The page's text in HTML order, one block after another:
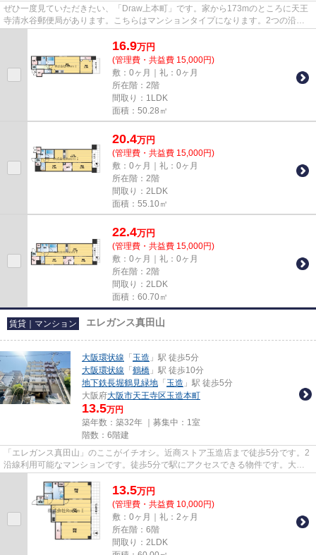
ぜひ一度見ていただきたい、「Draw上本町」です。家から173mのところに天王
寺清水谷郵便局があります。こちらはマンションタイプになります。2つの沿線
16.9万円
(管理費・共益費 15,000円)
敷：0ヶ月｜礼：0ヶ月
所在階：2階
間取り：1LDK
面積：50.28㎡
20.4万円
(管理費・共益費 15,000円)
敷：0ヶ月｜礼：0ヶ月
所在階：2階
間取り：2LDK
面積：55.10㎡
22.4万円
(管理費・共益費 15,000円)
敷：0ヶ月｜礼：0ヶ月
所在階：2階
間取り：2LDK
面積：60.70㎡
賃貸｜マンション エレガンス真田山
大阪環状線 「 玉造 」駅 徒歩5分
大阪環状線 「 鶴橋 」駅 徒歩10分
地下鉄長堀鶴見緑地 「 玉造 」駅 徒歩5分
大阪府大阪市天王寺区玉造本町
13.5万円
築年数：築32年 ｜募集中： 1室
階数：6階建
「エレガンス真田山」のここがイチオシ。近商ストア玉造店まで徒歩5分です。2
沿線利用可能なマンションです。徒歩5分で駅にアクセスできる物件です。大阪
13.5万円
(管理費・共益費 10,000円)
敷：0ヶ月｜礼：2ヶ月
所在階：6階
間取り：2LDK